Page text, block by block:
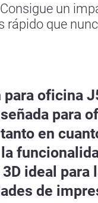
Consigue un
rápido que
para oficina
para
en
ideal para
de